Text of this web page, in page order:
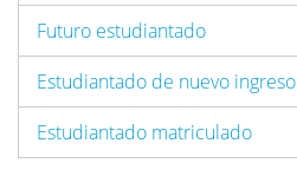
Futuro estudiantado
Estudiantado de nuevo ingreso
Estudiantado matriculado